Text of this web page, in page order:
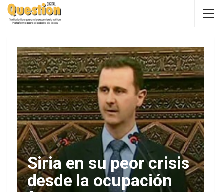
Siria en su peor crisis
desde la ocupación